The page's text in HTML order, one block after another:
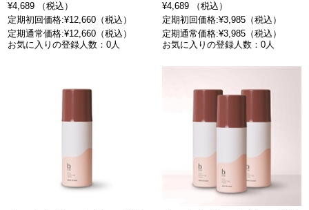
¥4,689 （税込）
定期初回価格:¥12,660（税込）
定期通常価格:¥12,660（税込）
お気に入りの登録人数：0人
¥4,689 （税込）
定期初回価格:¥3,985（税込）
定期通常価格:¥3,985（税込）
お気に入りの登録人数：0人